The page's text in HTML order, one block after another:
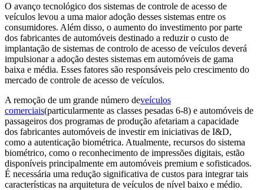
O avanço tecnológico dos sistemas de controle de acesso de
veículos levou a uma maior adoção desses sistemas entre os
consumidores. Além disso, o aumento do investimento por parte
dos fabricantes de automóveis destinado a reduzir o custo de
implantação de sistemas de controlo de acesso de veículos deverá
impulsionar a adoção destes sistemas em automóveis de gama
baixa e média. Esses fatores são responsáveis ​​pelo crescimento do
mercado de controle de acesso de veículos.
A remoção de um grande número deveículos
comerciais(particularmente as classes pesadas 6-8) e automóveis de
passageiros dos programas de produção afetariam a capacidade
dos fabricantes automóveis de investir em iniciativas de I&D,
como a autenticação biométrica. Atualmente, recursos do sistema
biométrico, como o reconhecimento de impressões digitais, estão
disponíveis principalmente em automóveis premium e sofisticados.
É necessária uma redução significativa de custos para integrar tais
características na arquitetura de veículos de nível baixo e médio.